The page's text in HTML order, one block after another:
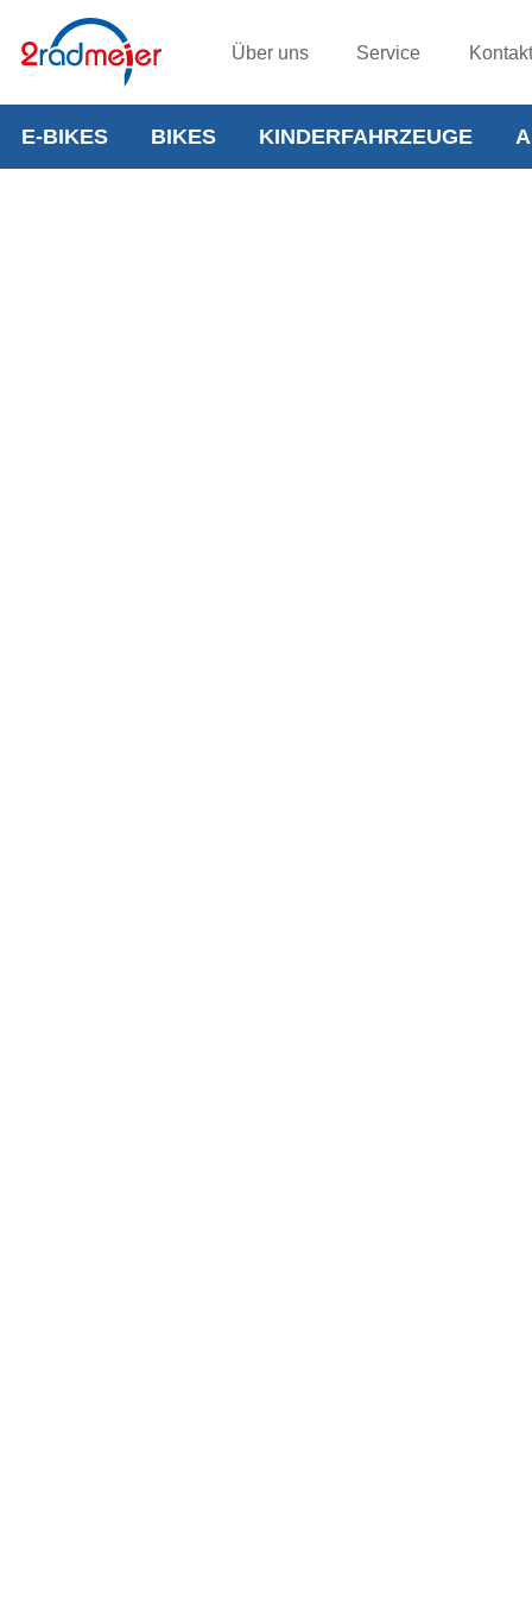
Über uns Service Kontakt
E-BIKES BIKES KINDERFAHRZEUGE